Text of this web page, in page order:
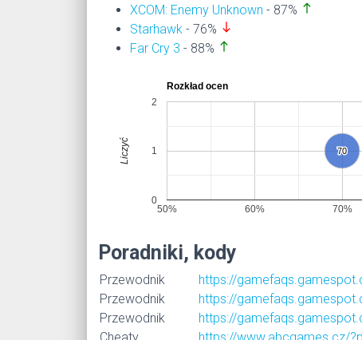
XCOM: Enemy Unknown - 87% north
Starhawk - 76% south
Far Cry 3 - 88% north
Rozkład ocen
70
70
50% 60% 70%
0
1
2
Liczyć
Poradniki, kody
Przewodnik
https://
Przewodnik
https://
Przewodnik
https://